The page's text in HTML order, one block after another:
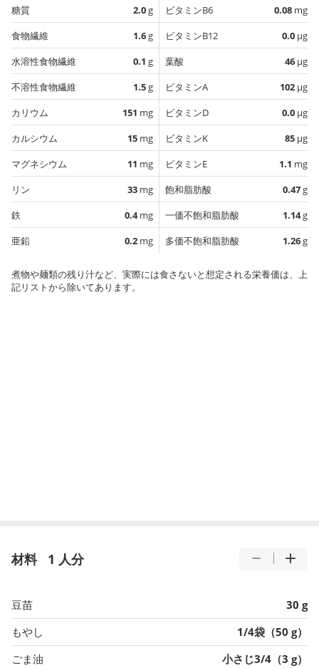
糖質
2.0g
食物繊維
1.6g
水溶性食物繊維
0.1 g
不溶性食物繊維
1.5g
カリウム
151 mg
カルシウム
15 mg
マグネシウム
11 mg
リン
33 mg
鉄
0.4mg
亜鉛
0.2 mg
ビタミンB6
0.08 mg
ビタミンB12
0.0 µg
葉酸
46 µg
ビタミンA
102 µg
ビタミンD
0.0 µg
ビタミンK
85 µg
ビタミンE
1.1 mg
飽和脂肪酸
0.47g
一価不飽和脂肪酸
1.14g
多価不飽和脂肪酸
1.26g
煮物や麺類の残り汁など、実際には食さないと想定される栄養価は、上
記リストから除いてあります。
材料 1 人分
豆苗
30 g
もやし
1/4袋（50 g）
ごま油
小さじ3/4（3 g）